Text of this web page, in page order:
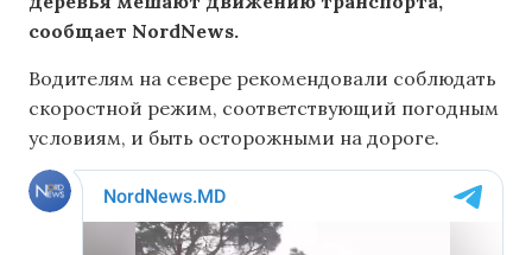
сообщает NordNews.
Водителям на севере рекомендовали соблюдать
скоростной режим, соответствующий погодным
условиям, и быть осторожными на дороге.